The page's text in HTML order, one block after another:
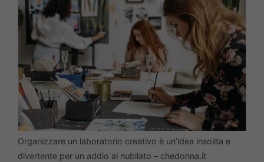
Organizzare un laboratorio creativo è un’idea insolita e
divertente per un addio al nubilato – chedonna.it